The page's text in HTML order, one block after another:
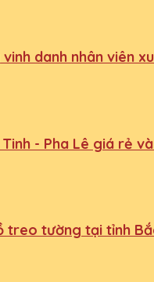
danh nhân viên
Tinh - Pha Lê giá rẻ
treo tường tại tỉnh